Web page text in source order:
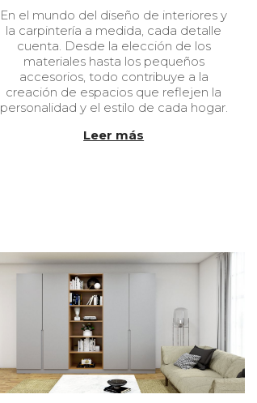
b
l
i
c
a
d
o
/
0
7
/
2
0
2
En el mundo del diseño de interiores y
la carpintería a medida, cada detalle
cuenta. Desde la elección de los
materiales hasta los pequeños
accesorios, todo contribuye a la
creación de espacios que reflejen la
personalidad y el estilo de cada hogar.
Leer más